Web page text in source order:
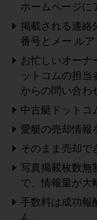
ホームページに
掲載される連絡
番号とメー ルア
お忙しいオーナ
ットコムの担当
からの問い合わ
中古艇ドットコ
愛艇の売却情報
そのまま売却で
写真掲載枚数無
で、情報量が大
手数料は成功報
ん。